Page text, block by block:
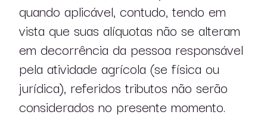
publicações
quando aplicável, contudo, tendo em
vista que suas alíquotas não se alteram
em decorrência da pessoa responsável
pela atividade agrícola (se física ou
jurídica), referidos tributos não serão
considerados no presente momento.